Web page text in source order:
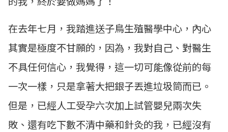
在去年七月，我踏進送子鳥生殖醫學中心，內心
其實是極度不甘願的，因為，我對自己、對醫生
不具任何信心，我覺得，這一切可能像從前的每
一次一樣，只是拿著大把銀子丟進垃圾筒而已。
但是，已經人工受孕六次加上試管嬰兒兩次失
敗、還有吃下數不清中藥和針灸的我，已經沒有